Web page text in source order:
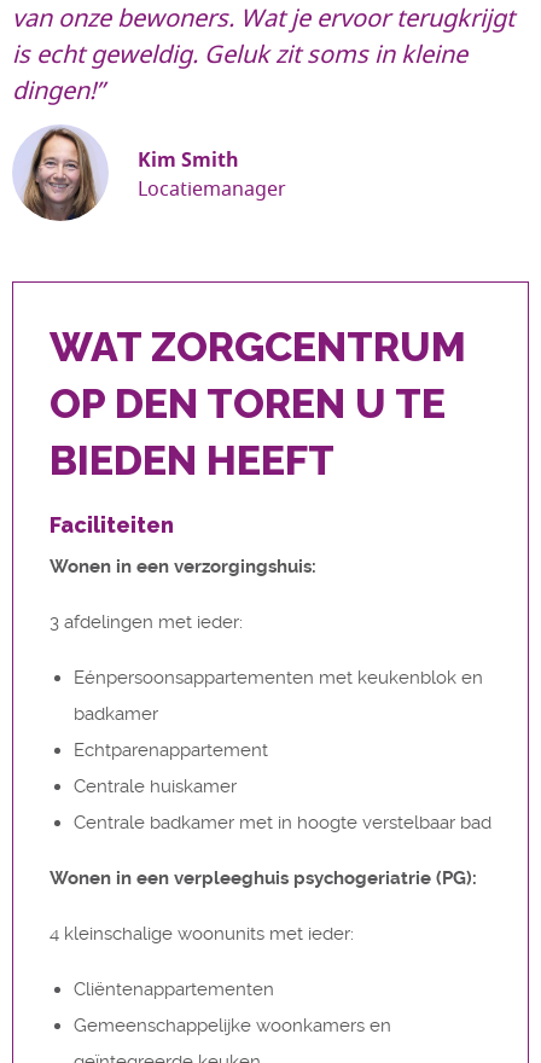
van onze bewoners. Wat je ervoor terugkrijgt
is echt geweldig. Geluk zit soms in kleine
dingen!”
Kim Smith
Locatiemanager
WAT ZORGCENTRUM
OP DEN TOREN U TE
BIEDEN HEEFT
Faciliteiten
Wonen in een verzorgingshuis:
3 afdelingen met ieder:
Eénpersoonsappartementen met keukenblok en
badkamer
Echtparenappartement
Centrale huiskamer
Centrale badkamer met in hoogte verstelbaar bad
Wonen in een verpleeghuis psychogeriatrie (PG):
4 kleinschalige woonunits met ieder:
Cliëntenappartementen
Gemeenschappelijke woonkamers en